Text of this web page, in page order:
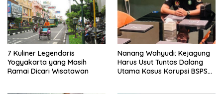
7 Kuliner Legendaris
Yogyakarta yang Masih
Ramai Dicari Wisatawan
Nanang Wahyudi: Kejagung
Harus Usut Tuntas Dalang
Utama Kasus Korupsi BSPS